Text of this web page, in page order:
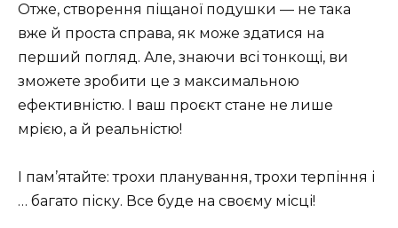
Отже, створення піщаної подушки — не така
вже й проста справа, як може здатися на
перший погляд. Але, знаючи всі тонкощі, ви
зможете зробити це з максимальною
ефективністю. І ваш проєкт стане не лише
мрією, а й реальністю!
І пам’ятайте: трохи планування, трохи терпіння і
… багато піску. Все буде на своєму місці!